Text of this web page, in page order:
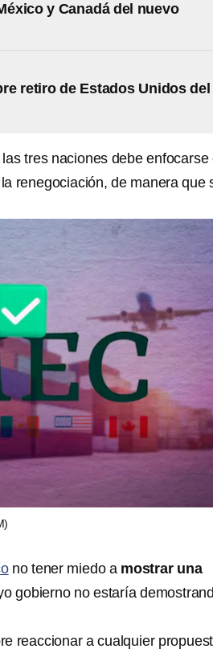
y Canadá del nuevo
retiro de Estados Unidos del
tres naciones debe enfocarse
renegociación, de manera que
no tener miedo a mostrar una
gobierno no estaría
reaccionar a cualquier